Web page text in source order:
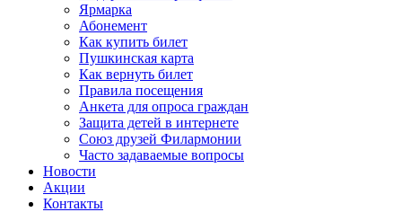
Ярмарка
Абонемент
Как купить билет
Пушкинская карта
Как вернуть билет
Правила посещения
Анкета для опроса граждан
Защита детей в интернете
Союз друзей Филармонии
Часто задаваемые вопросы
Новости
Акции
Контакты